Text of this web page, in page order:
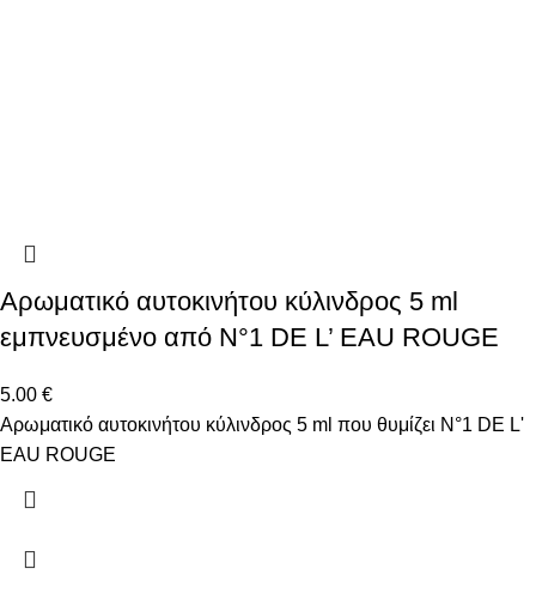
Αρωματικό αυτοκινήτου κύλινδρος 5 ml
εμπνευσμένο από N°1 DE L’ EAU ROUGE
5.00 €
Αρωματικό αυτοκινήτου κύλινδρος 5 ml που θυμίζει N°1 DE L'
EAU ROUGE